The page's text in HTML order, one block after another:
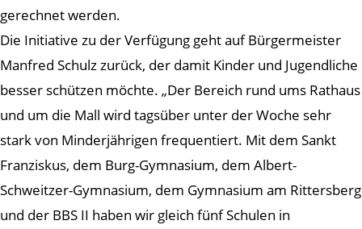
gerechnet werden.
Die Initiative zu der Verfügung geht auf Bürgermeister
Manfred Schulz zurück, der damit Kinder und Jugendliche
besser schützen möchte. „Der Bereich rund ums Rathaus
und um die Mall wird tagsüber unter der Woche sehr
stark von Minderjährigen frequentiert. Mit dem Sankt
Franziskus, dem Burg-Gymnasium, dem Albert-
Schweitzer-Gymnasium, dem Gymnasium am Rittersberg
und der BBS II haben wir gleich fünf Schulen in